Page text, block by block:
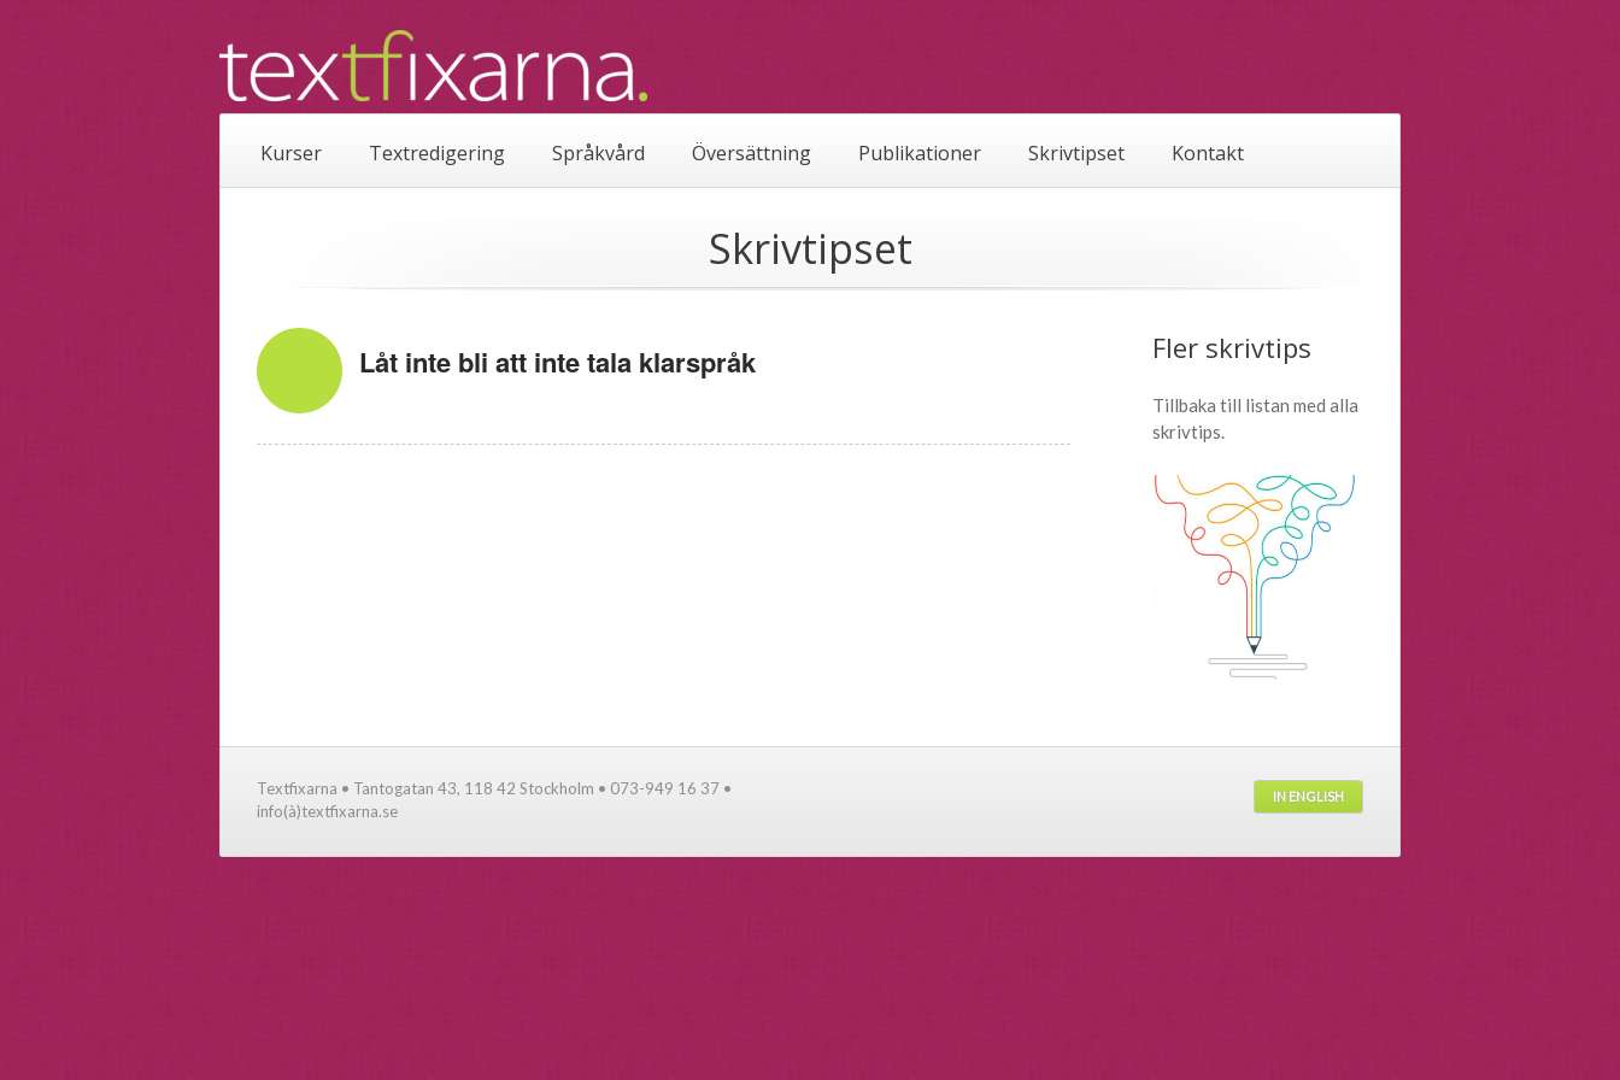
Kurser Textredigering Språkvård Översättning Publikationer Skrivtipset Kontakt
Skrivtipset
Låt inte bli att inte tala klarspråk Fler skrivtips
Tillbaka till listan med alla
skrivtips.
Textfixarna • Tantogatan 43, 118 42 Stockholm • 073-949 16 37 •
info(à)textfixarna.se
IN ENGLISH